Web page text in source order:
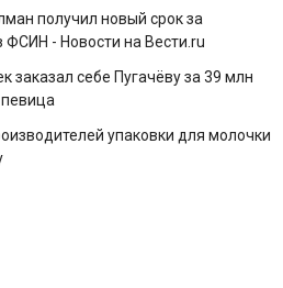
получил новый срок за
ФСИН - Новости на Вести.ru
заказал себе Пугачёву за 39 млн
упаковки для молочки